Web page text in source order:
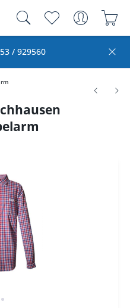
/ 929560